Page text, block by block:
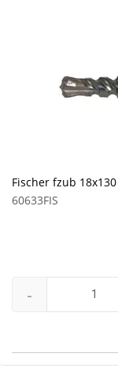
Fischer fzub
60633FIS
-